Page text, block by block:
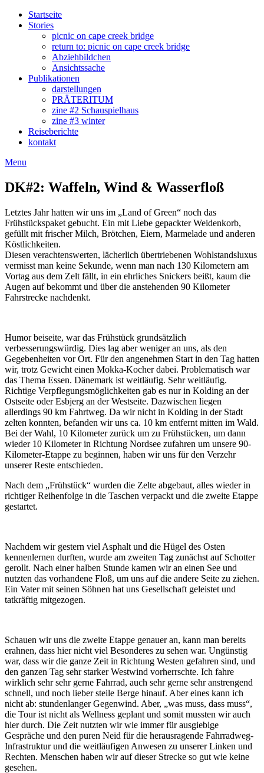
Skip
sven
windhorst
Startseite
Stories
picnic on cape creek bridge
return to: picnic on cape creek bridge
Abziehbildchen
Ansichtssache
Publikationen
darstellungen
PRÄTERITUM
zine #2 Schauspielhaus
zine #3 winter
Reiseberichte
kontakt
Menu
DK#2: Waffeln, Wind & Wasserfloß
Letztes Jahr hatten wir uns im „Land of Green“ noch das
Frühstückspaket gebucht. Ein mit Liebe gepackter Weidenkorb,
gefüllt mit frischer Milch, Brötchen, Eiern, Marmelade und anderen
Köstlichkeiten.
Diesen verachtenswerten, lächerlich übertriebenen Wohlstandsluxus
vermisst man keine Sekunde, wenn man nach 130 Kilometern am
Vortag aus dem Zelt fällt, in ein ehrliches Snickers beißt, kaum die
Augen auf bekommt und über die anstehenden 90 Kilometer
Fahrstrecke nachdenkt.
Humor beiseite, war das Frühstück grundsätzlich
verbesserungswürdig. Dies lag aber weniger an uns, als den
Gegebenheiten vor Ort. Für den angenehmen Start in den Tag hatten
wir, trotz Gewicht einen Mokka-Kocher dabei. Problematisch war
das Thema Essen. Dänemark ist weitläufig. Sehr weitläufig.
Richtige Verpflegungsmöglichkeiten gab es nur in Kolding an der
Ostseite oder Esbjerg an der Westseite. Dazwischen liegen
allerdings 90 km Fahrtweg. Da wir nicht in Kolding in der Stadt
zelten konnten, befanden wir uns ca. 10 km entfernt mitten im Wald.
Bei der Wahl, 10 Kilometer zurück um zu Frühstücken, um dann
wieder 10 Kilometer in Richtung Nordsee zufahren um unsere 90-
Kilometer-Etappe zu beginnen, haben wir uns für den Verzehr
unserer Reste entschieden.
Nach dem „Frühstück“ wurden die Zelte abgebaut, alles wieder in
richtiger Reihenfolge in die Taschen verpackt und die zweite Etappe
gestartet.
Nachdem wir gestern viel Asphalt und die Hügel des Osten
kennenlernen durften, wurde am zweiten Tag zunächst auf Schotter
gerollt. Nach einer halben Stunde kamen wir an einen See und
nutzten das vorhandene Floß, um uns auf die andere Seite zu ziehen.
Ein Vater mit seinen Söhnen hat uns Gesellschaft geleistet und
tatkräftig mitgezogen.
Schauen wir uns die zweite Etappe genauer an, kann man bereits
erahnen, dass hier nicht viel Besonderes zu sehen war. Ungünstig
war, dass wir die ganze Zeit in Richtung Westen gefahren sind, und
den ganzen Tag sehr starker Westwind vorherrschte. Ich fahre
wirklich sehr sehr gerne Fahrrad, auch sehr gerne sehr anstrengend
schnell, und noch lieber steile Berge hinauf. Aber eines kann ich
nicht ab: stundenlanger Gegenwind. Aber, „was muss, dass muss“,
die Tour ist nicht als Wellness geplant und somit mussten wir auch
hier durch. Die Zeit nutzten wir wie immer für ausgiebige
Gespräche und den puren Neid für die herausragende Fahrradweg-
Infrastruktur und die weitläufigen Anwesen zu unserer Linken und
Rechten. Menschen haben wir auf dieser Strecke so gut wie keine
gesehen.